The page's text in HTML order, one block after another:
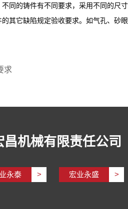
同的铸件有不同要求，采用不同的尺
的其它缺陷规定验收要求。如气孔、
求
昌机械有限责任公司
永泰 > 宏业永盛 >